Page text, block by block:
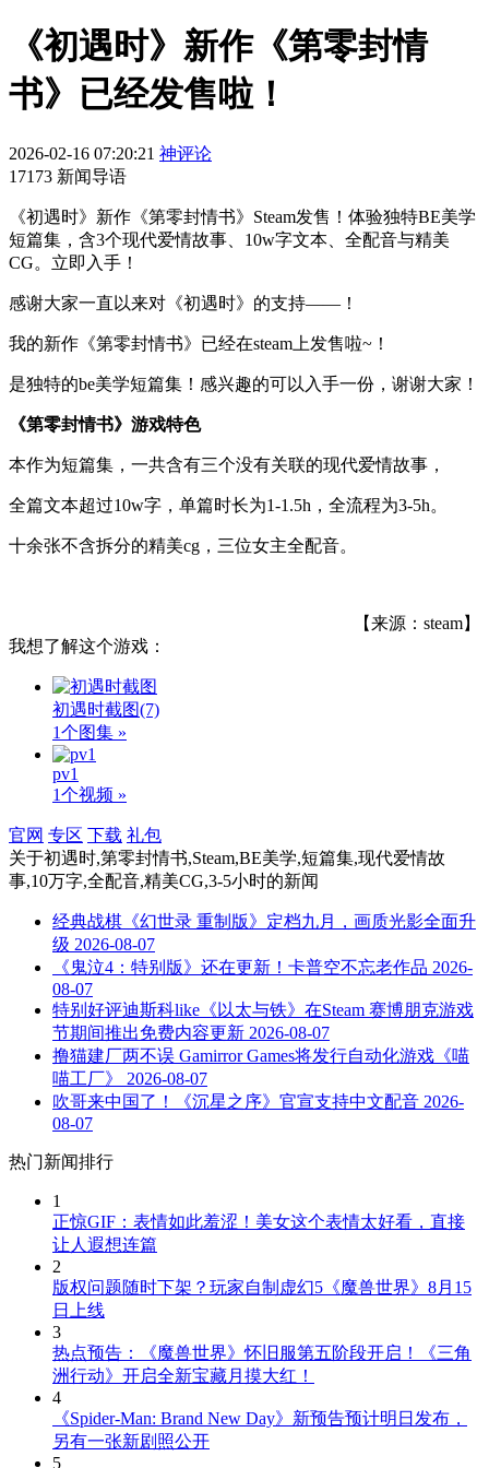
《初遇时》新作《第零封情
书》已经发售啦！
2026-02-16 07:20:21 神评论
17173 新闻导语
《初遇时》新作《第零封情书》Steam发售！体验独特BE美学
短篇集，含3个现代爱情故事、10w字文本、全配音与精美
CG。立即入手！
感谢大家一直以来对《初遇时》的支持——！
我的新作《第零封情书》已经在steam上发售啦~！
是独特的be美学短篇集！感兴趣的可以入手一份，谢谢大家！
《第零封情书》游戏特色
本作为短篇集，一共含有三个没有关联的现代爱情故事，
全篇文本超过10w字，单篇时长为1-1.5h，全流程为3-5h。
十余张不含拆分的精美cg，三位女主全配音。
【来源：steam】
我想了解这个游戏：
初遇时截图(7)
1个图集 »
pv1
1个视频 »
官网 专区 下载 礼包
关于初遇时,第零封情书,Steam,BE美学,短篇集,现代爱情故
事,10万字,全配音,精美CG,3-5小时的新闻
经典战棋《幻世录 重制版》定档九月，画质光影全面升
级 2026-08-07
《鬼泣4：特别版》还在更新！卡普空不忘老作品 2026-
08-07
特别好评迪斯科like《以太与铁》在Steam 赛博朋克游戏
节期间推出免费内容更新 2026-08-07
撸猫建厂两不误 Gamirror Games将发行自动化游戏《喵
喵工厂》
2026-08-07
吹哥来中国了！《沉星之序》官宣支持中文配音 2026-
08-07
热门新闻排行
1
正惊GIF：表情如此羞涩！美女这个表情太好看，直接
让人遐想连篇
2
版权问题随时下架？玩家自制虚幻5《魔兽世界》8月15
日上线
3
热点预告：《魔兽世界》怀旧服第五阶段开启！《三角
洲行动》开启全新宝藏月摸大红！
4
《Spider-Man: Brand New Day》新预告预计明日发布，
另有一张新剧照公开
5